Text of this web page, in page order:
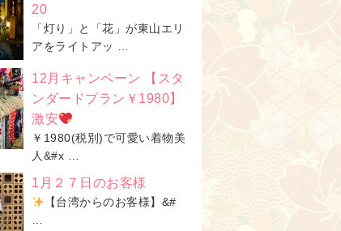
20
「灯り」と「花」が東山エリ
アをライトアッ …
12月キャンペーン 【スタ
ンダードプラン￥1980】
激安
￥1980(税別)で可愛い着物美
人&#x …
1月２７日のお客様
【台湾からのお客様】&#
…